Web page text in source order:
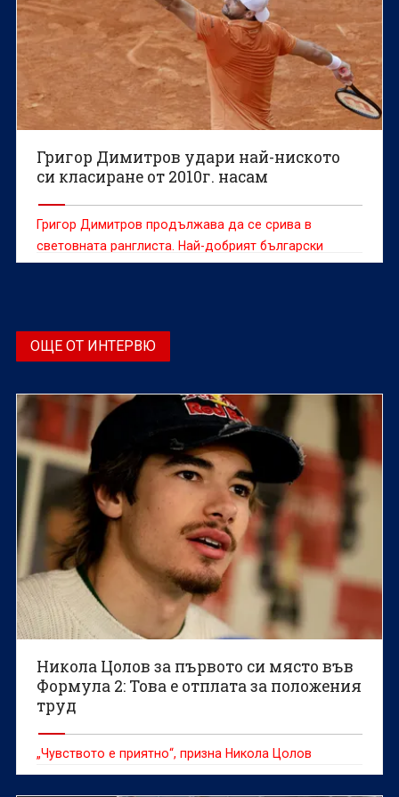
Григор Димитров удари най-ниското
си класиране от 2010г. насам
Григор Димитров продължава да се срива в
световната ранглиста. Най-добрият български
тенисист падна с цели 33 места и вече е №170 с
ОЩЕ ОТ ИНТЕРВЮ
Никола Цолов за първото си място във
Формула 2: Това е отплата за положения
труд
„Чувството е приятно“, призна Никола Цолов